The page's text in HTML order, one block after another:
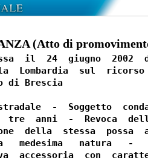
(Atto di
il  24  giugno  2002
Lombardia  sul  ricorso
di Brescia
-  Soggetto
tre  anni  -  Revoca
della  stessa  possa
medesima   natura   -
accessoria  con